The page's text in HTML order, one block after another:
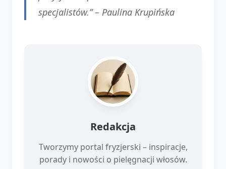
specjalistów.” – Paulina Krupińska
Redakcja
Tworzymy portal fryzjerski – inspiracje,
porady i nowości o pielęgnacji włosów.